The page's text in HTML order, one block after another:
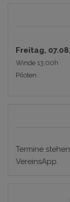
Freitag,
Winde 13:00h
Piloten
Termine
VereinsApp.